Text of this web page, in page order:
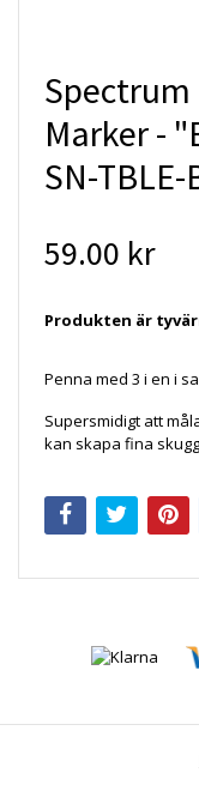
Marker -
SN-TBLE-
59.00 kr
Produkten är
Penna med 3 i en i
Supersmidigt att
kan skapa fina